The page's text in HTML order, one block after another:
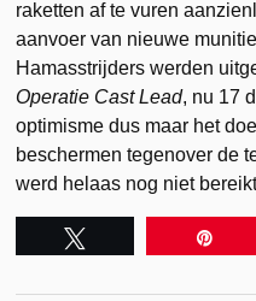
raketten af te vuren
aanvoer van nieuwe
Hamasstrijders werden
Operatie Cast Lead, nu 17
optimisme dus maar het
beschermen tegenover de
werd helaas nog niet